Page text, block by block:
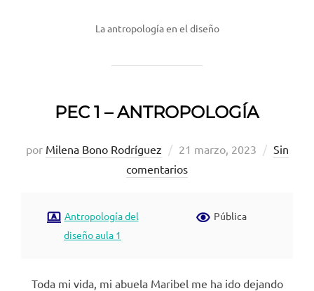
La antropología en el diseño
PEC 1 – ANTROPOLOGÍA
por Milena Bono Rodríguez
Publicado
el
21 marzo, 2023
Sin
comentarios
Antropología del
diseño aula 1
Pública
Toda mi vida, mi abuela Maribel me ha ido dejando